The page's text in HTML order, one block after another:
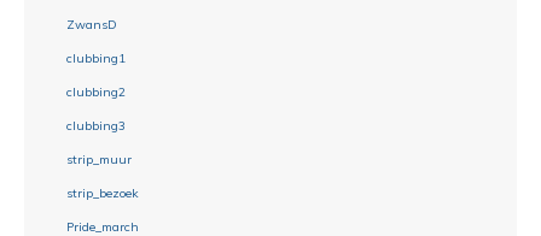
ZwansD
clubbing1
clubbing2
clubbing3
strip_muur
strip_bezoek
Pride_march